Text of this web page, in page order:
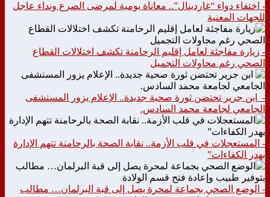
- اختفاء دواء “غاردينال”.. معاناة يومية لمرضى الصرع ونداء عاجل
للجهات المعنية
- زيارة مفاجئة لعامل إقليم الرحامنة تكشف اختلالات القطاع
الصحي رغم محاولات التجميل
- ابن جرير تحتضن ثورة صحية جديدة.. الإعلام يزور المستشفى
الجامعي لجامعة محمد السادس.
- المستعجلات في قلب الأزمة.. نقابة الصحة بالرحامنة تتهم الإدارة
بهدر الكفاءات”
- الوضع الصحي بجماعة لمحرة يصل إلى قبة البرلمان… مطالب